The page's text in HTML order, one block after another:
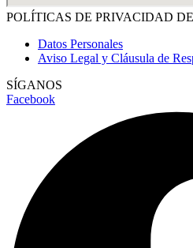
POLÍTICAS DE PRIVACIDAD
Datos Personales
Aviso Legal y Cláusula de
SÍGANOS
Facebook